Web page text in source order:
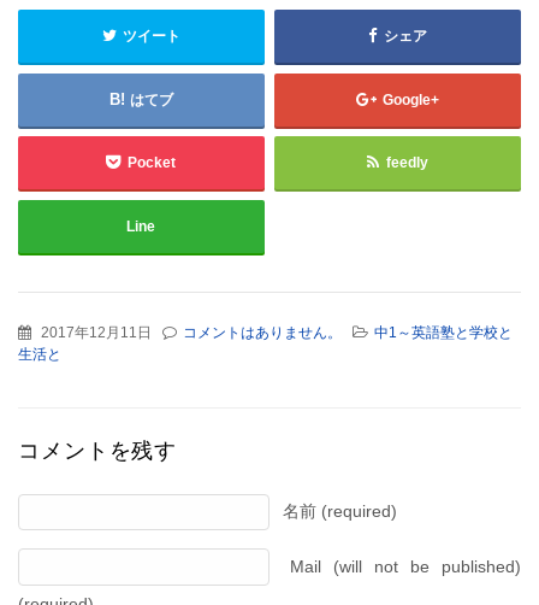
ツイート シェア
はてブ Google+
Pocket feedly
Line
2017年12月11日 コメントはありません。
中1～英語塾と学校と
生活と
コメントを残す
名前 (required)
Mail (will not be published)